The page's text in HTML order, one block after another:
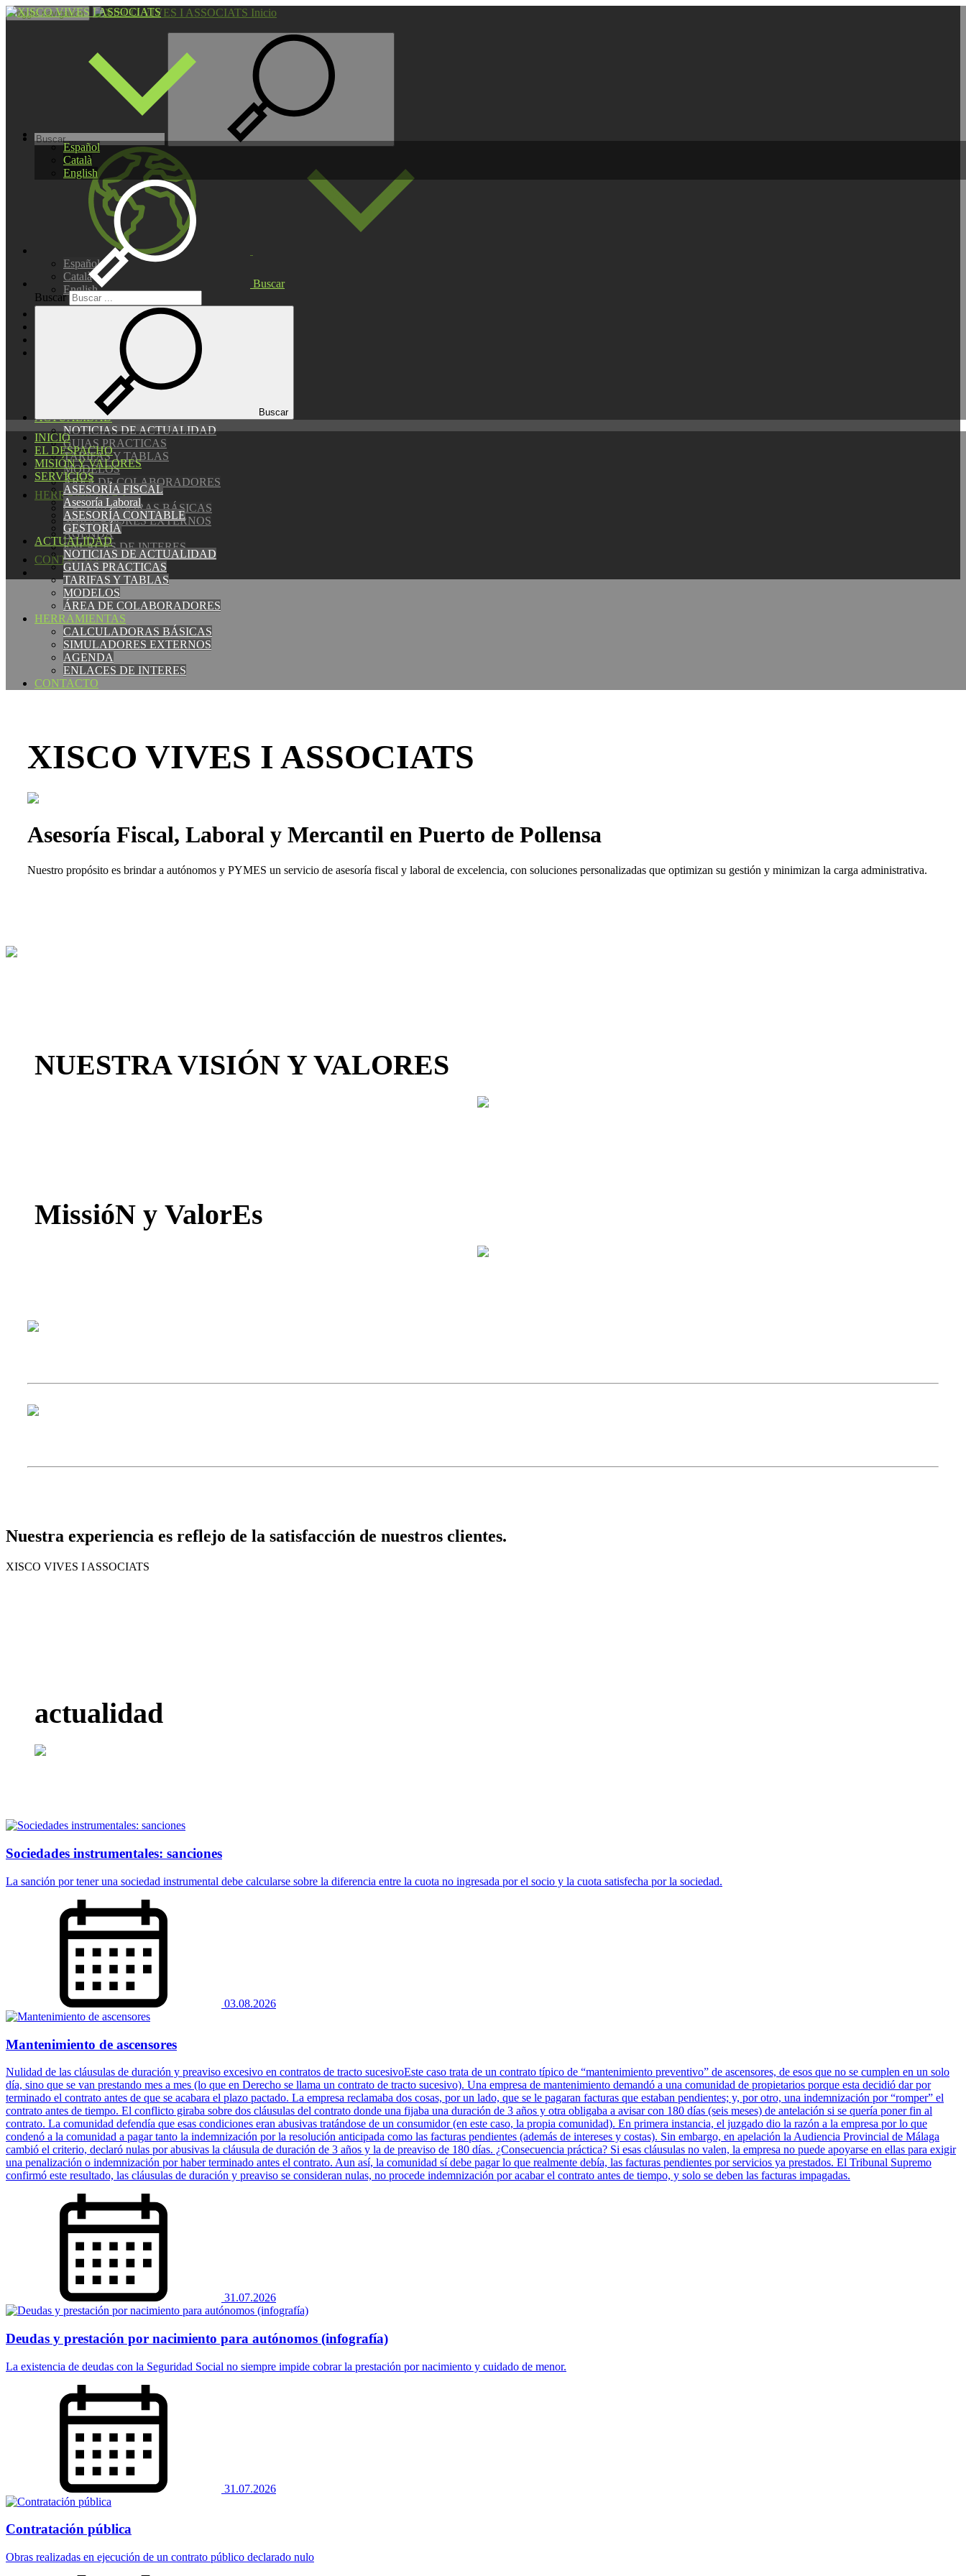
Español
Català
English
Buscar
Buscar
Buscar
INICIO
EL DESPACHO
MISIÓN Y VALORES
SERVICIOS
ASESORÍA FISCAL
Asesoría Laboral
ASESORÍA CONTABLE
GESTORÍA
ACTUALIDAD
NOTICIAS DE ACTUALIDAD
GUIAS PRACTICAS
TARIFAS Y TABLAS
MODELOS
ÁREA DE COLABORADORES
HERRAMIENTAS
CALCULADORAS BÁSICAS
SIMULADORES EXTERNOS
AGENDA
ENLACES DE INTERES
CONTACTO
Toggle navigation Inicio
Español
Català
English
MISIÓN Y VALORES
ASESORÍA FISCAL
Asesoría Laboral
ASESORÍA CONTABLE
GESTORÍA
ACTUALIDAD
NOTICIAS DE ACTUALIDAD
GUIAS PRACTICAS
TARIFAS Y TABLAS
MODELOS
ÁREA DE COLABORADORES
HERRAMIENTAS
CALCULADORAS BÁSICAS
SIMULADORES EXTERNOS
AGENDA
ENLACES DE INTERES
CONTACTO
XISCO VIVES I ASSOCIATS
Asesoría Fiscal, Laboral y Mercantil en Puerto de Pollensa
Nuestro propósito es brindar a autónomos y PYMES un servicio de asesoría fiscal y laboral de excelencia, con soluciones personalizadas que optimizan su gestión y minimizan la carga administrativa.
NUESTRA VISIÓN Y VALORES
MissióN y ValorEs
Nuestra experiencia es reflejo de la satisfacción de nuestros clientes.
XISCO VIVES I ASSOCIATS
FISCAL
ASESORÍA FISCAL
LABORAL
LABORAL
CONTABLE
CONTABLE
GESTORÍA
GESTORÍA
actualidad
Sociedades instrumentales: sanciones
La sanción por tener una sociedad instrumental debe calcularse sobre la diferencia entre la cuota no ingresada por el socio y la cuota satisfecha por la sociedad.
03.08.2026
Mantenimiento de ascensores
Nulidad de las cláusulas de duración y preaviso excesivo en contratos de tracto sucesivoEste caso trata de un contrato típico de “mantenimiento preventivo” de ascensores, de esos que no se cumplen en un solo
día, sino que se van prestando mes a mes (lo que en Derecho se llama un contrato de tracto sucesivo). Una empresa de mantenimiento demandó a una comunidad de propietarios porque esta decidió dar por
terminado el contrato antes de que se acabara el plazo pactado. La empresa reclamaba dos cosas, por un lado, que se le pagaran facturas que estaban pendientes; y, por otro, una indemnización por “romper” el
contrato antes de tiempo. El conflicto giraba sobre dos cláusulas del contrato donde una fijaba una duración de 3 años y otra obligaba a avisar con 180 días (seis meses) de antelación si se quería poner fin al
contrato. La comunidad defendía que esas condiciones eran abusivas tratándose de un consumidor (en este caso, la propia comunidad). En primera instancia, el juzgado dio la razón a la empresa por lo que
condenó a la comunidad a pagar tanto la indemnización por la resolución anticipada como las facturas pendientes (además de intereses y costas). Sin embargo, en apelación la Audiencia Provincial de Málaga
cambió el criterio, declaró nulas por abusivas la cláusula de duración de 3 años y la de preaviso de 180 días. ¿Consecuencia práctica? Si esas cláusulas no valen, la empresa no puede apoyarse en ellas para exigir
una penalización o indemnización por haber terminado antes el contrato. Aun así, la comunidad sí debe pagar lo que realmente debía, las facturas pendientes por servicios ya prestados. El Tribunal Supremo
confirmó este resultado, las cláusulas de duración y preaviso se consideran nulas, no procede indemnización por acabar el contrato antes de tiempo, y solo se deben las facturas impagadas.
31.07.2026
Deudas y prestación por nacimiento para autónomos (infografía)
La existencia de deudas con la Seguridad Social no siempre impide cobrar la prestación por nacimiento y cuidado de menor.
31.07.2026
Contratación pública
Obras realizadas en ejecución de un contrato público declarado nulo